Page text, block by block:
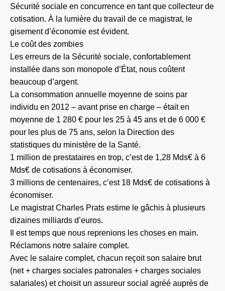
Sécurité sociale en concurrence en tant que collecteur de
cotisation. À la lumière du travail de ce magistrat, le
gisement d’économie est évident.
Le coût des zombies
Les erreurs de la Sécurité sociale, confortablement
installée dans son monopole d’État, nous coûtent
beaucoup d’argent.
La consommation annuelle moyenne de soins par
individu en 2012 – avant prise en charge – était en
moyenne de 1 280 € pour les 25 à 45 ans et de 6 000 €
pour les plus de 75 ans, selon la Direction des
statistiques du ministère de la Santé.
1 million de prestataires en trop, c’est de 1,28 Mds€ à 6
Mds€ de cotisations à économiser.
3 millions de centenaires, c’est 18 Mds€ de cotisations à
économiser.
Le magistrat Charles Prats estime le gâchis à plusieurs
dizaines milliards d’euros.
Il est temps que nous reprenions les choses en main.
Réclamons notre salaire complet.
Avec le salaire complet, chacun reçoit son salaire brut
(net + charges sociales patronales + charges sociales
salariales) et choisit un assureur social agréé auprès de